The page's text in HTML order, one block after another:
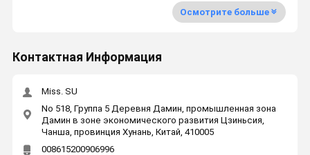
Осмотрите больше
Контактная Информация
Miss. SU
No 518, Группа 5 Деревня Дамин, промышленная зона
Дамин в зоне экономического развития Цзиньсия,
Чанша, провинция Хунань, Китай, 410005
008615200906996